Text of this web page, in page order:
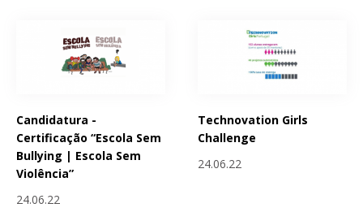
Candidatura -
Certificação “Escola Sem
Bullying | Escola Sem
Violência”
24.06.22
Technovation Girls
Challenge
24.06.22